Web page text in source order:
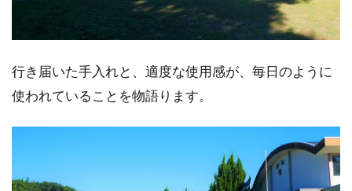
行き届いた手入れと、適度な使用感が、毎日のように
使われていることを物語ります。